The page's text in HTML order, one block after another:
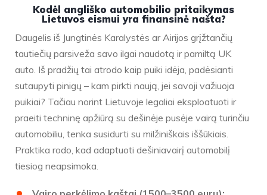
Kodėl angliško automobilio pritaikymas
Lietuvos eismui yra finansinė našta?
Daugelis iš Jungtinės Karalystės ar Airijos grįžtančių
tautiečių parsiveža savo ilgai naudotą ir pamiltą UK
auto. Iš pradžių tai atrodo kaip puiki idėja, padėsianti
sutaupyti pinigų – kam pirkti naują, jei savoji važiuoja
puikiai? Tačiau norint Lietuvoje legaliai eksploatuoti ir
praeiti techninę apžiūrą su dešinėje pusėje vairą turinčiu
automobiliu, tenka susidurti su milžiniškais iššūkiais.
Praktika rodo, kad adaptuoti dešiniavairį automobilį
tiesiog neapsimoka.